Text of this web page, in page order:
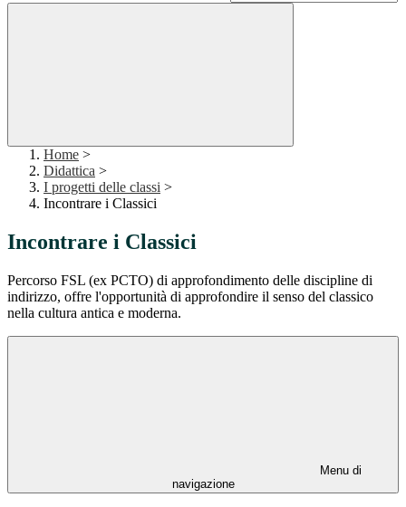
Home >
Didattica >
I progetti delle classi >
Incontrare i Classici
Incontrare i Classici
Percorso FSL (ex PCTO) di approfondimento delle discipline di
indirizzo, offre l'opportunità di approfondire il senso del classico
nella cultura antica e moderna.
Menu di
navigazione